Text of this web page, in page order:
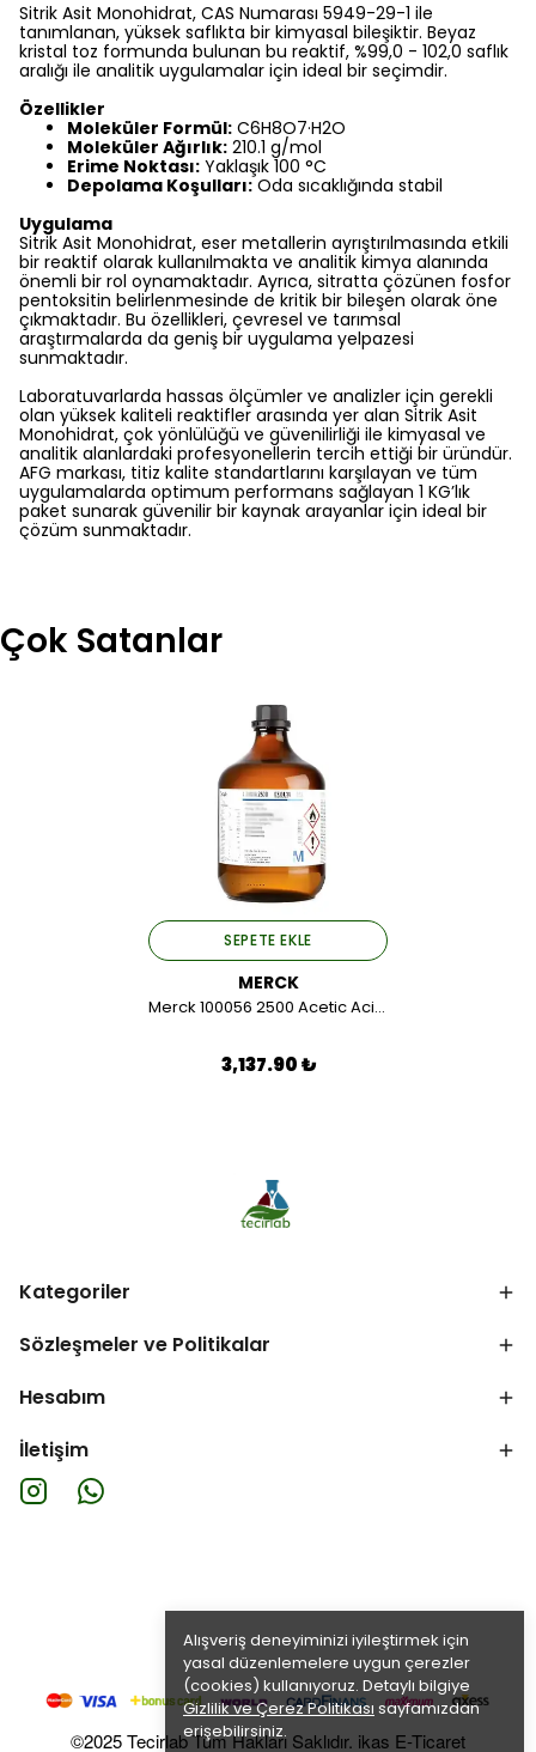
Alışveriş deneyiminizi iyileştirmek için
yasal düzenlemelere uygun çerezler
(cookies) kullanıyoruz. Detaylı bilgiye
Gizlilik ve Çerez Politikası sayfamızdan
erişebilirsiniz.
Sitrik Asit Monohidrat, CAS Numarası 5949-29-1 ile
tanımlanan, yüksek saflıkta bir kimyasal bileşiktir. Beyaz
kristal toz formunda bulunan bu reaktif, %99,0 - 102,0 saflık
aralığı ile analitik uygulamalar için ideal bir seçimdir.
Özellikler
Moleküler Formül: C6H8O7·H2O
Moleküler Ağırlık: 210.1 g/mol
Erime Noktası: Yaklaşık 100 °C
Depolama Koşulları: Oda sıcaklığında stabil
Uygulama
Sitrik Asit Monohidrat, eser metallerin ayrıştırılmasında etkili
bir reaktif olarak kullanılmakta ve analitik kimya alanında
önemli bir rol oynamaktadır. Ayrıca, sitratta çözünen fosfor
pentoksitin belirlenmesinde de kritik bir bileşen olarak öne
çıkmaktadır. Bu özellikleri, çevresel ve tarımsal
araştırmalarda da geniş bir uygulama yelpazesi
sunmaktadır.
Laboratuvarlarda hassas ölçümler ve analizler için gerekli
olan yüksek kaliteli reaktifler arasında yer alan Sitrik Asit
Monohidrat, çok yönlülüğü ve güvenilirliği ile kimyasal ve
analitik alanlardaki profesyonellerin tercih ettiği bir üründür.
AFG markası, titiz kalite standartlarını karşılayan ve tüm
uygulamalarda optimum performans sağlayan 1 KG’lık
paket sunarak güvenilir bir kaynak arayanlar için ideal bir
çözüm sunmaktadır.
Çok Satanlar
SEPETE EKLE
MERCK
Merck 100056 2500 Acetic Acid (Glacial) 100% Extra Pure Ph Eur,Bp,Jp,Usp,E 260 2,5 LT.
3,137.90 ₺
Kategoriler
Sözleşmeler ve Politikalar
Hesabım
İletişim
©2025 Tecirlab Tüm Hakları Saklıdır. ikas E-Ticaret